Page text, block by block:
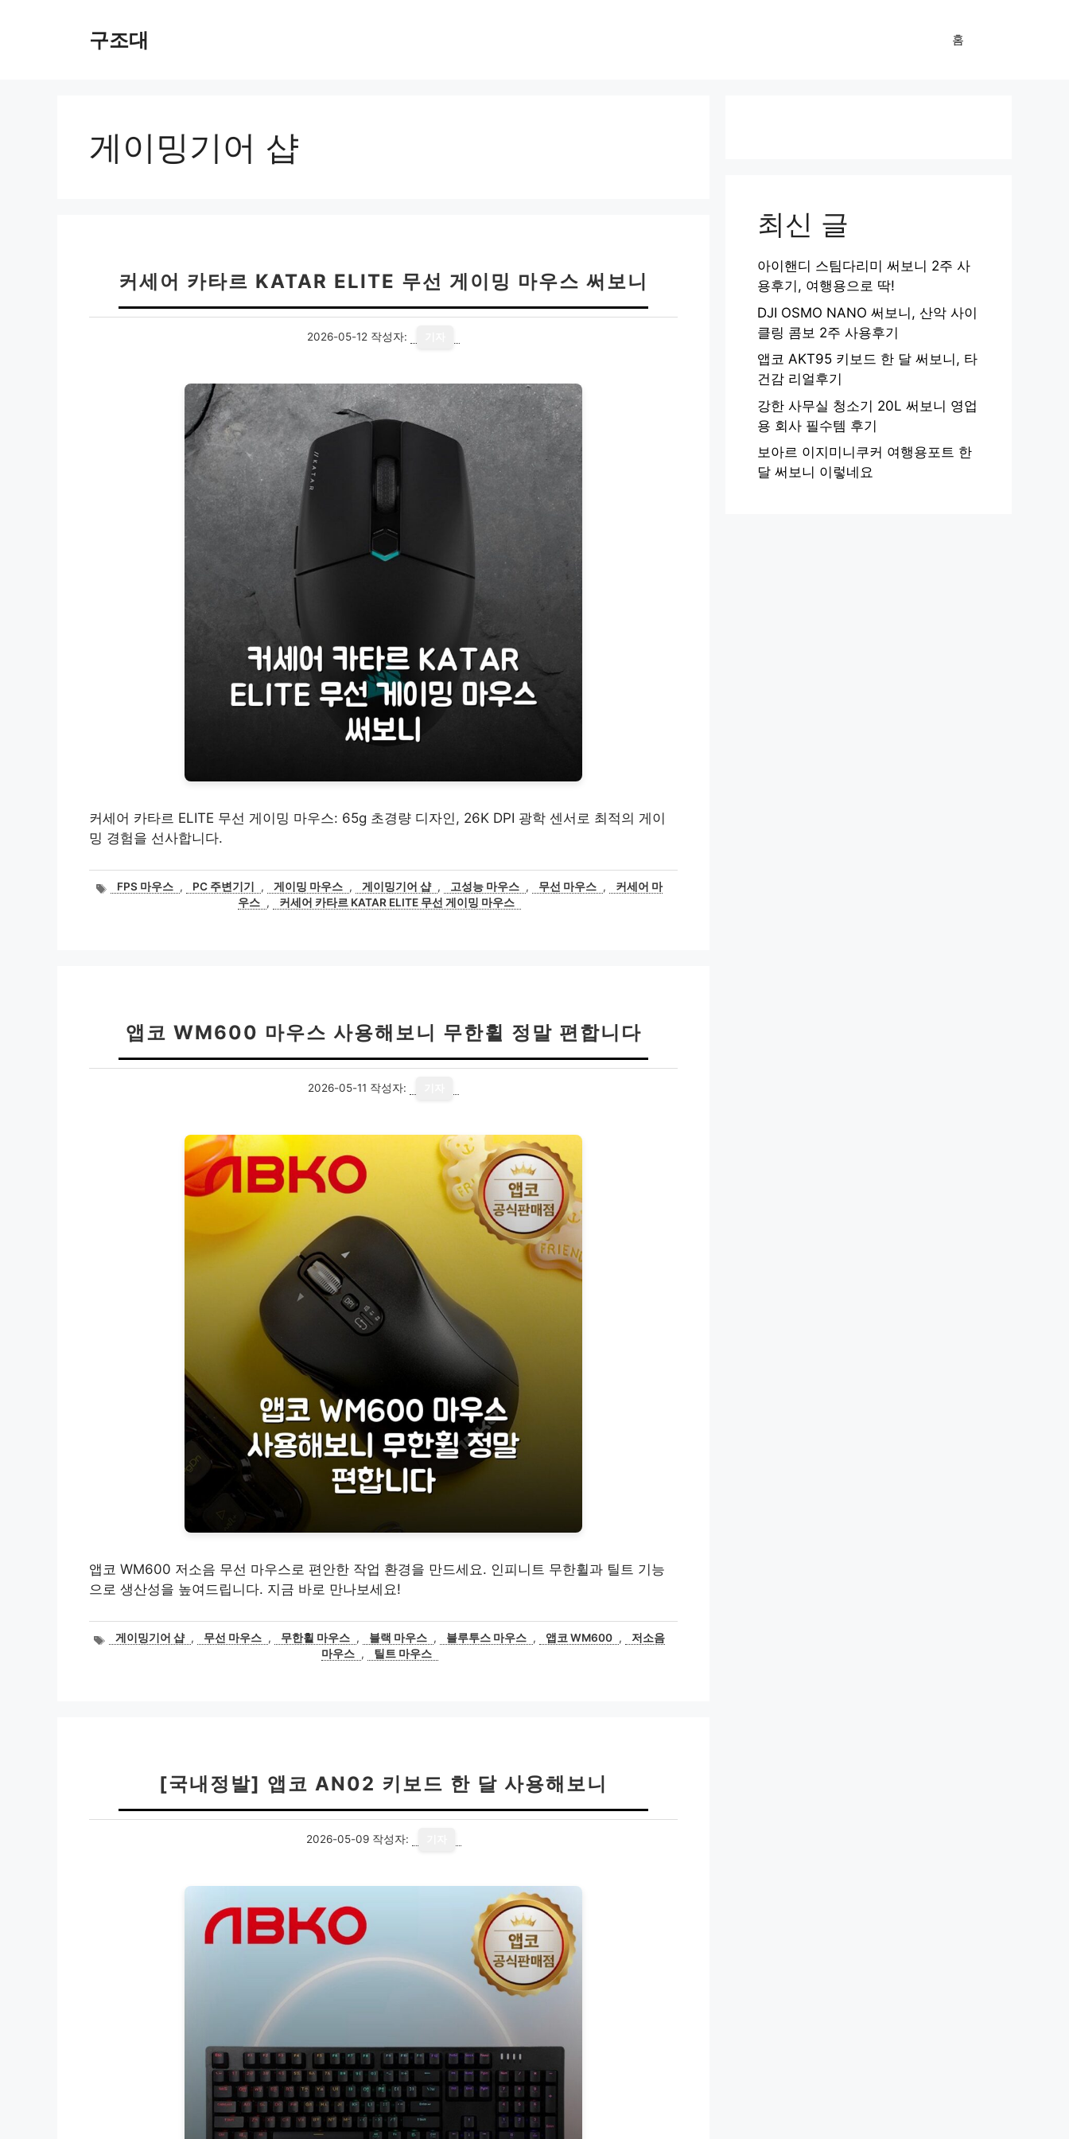
구조대 홈
게이밍기어 샵
커세어 카타르 KATAR ELITE 무선 게이밍 마우스 써보니
2026-05-12 작성자:
커세어 카타르 ELITE 무선 게이밍 마우스: 65g 초경량 디자인, 26K DPI 광학 센서로 최적의 게이
밍 경험을 선사합니다.
태FPS 마우스 , PC 주변기기 , 게이밍 마우스 , 게이밍기어 샵 , 고성능 마우스 , 무선 마우스 ,
커세어 마
우스 , 커세어 카타르 KATAR ELITE 무선 게이밍 마우스
앱코 WM600 마우스 사용해보니 무한휠 정말 편합니다
2026-05-11 작성자:
앱코 WM600 저소음 무선 마우스로 편안한 작업 환경을 만드세요. 인피니트 무한휠과 틸트 기능
으로 생산성을 높여드립니다. 지금 바로 만나보세요!
태게이밍기어 샵 , 무선 마우스 , 무한휠 마우스 , 블랙 마우스 , 블루투스 마우스 , 앱코 WM600 ,
저소음
마우스 , 틸트 마우스
[국내정발] 앱코 AN02 키보드 한 달 사용해보니
2026-05-09 작성자:
최신 글
아이핸디 스팀다리미 써보니 2주 사
용후기, 여행용으로 딱!
DJI OSMO NANO 써보니, 산악 사이
클링 콤보 2주 사용후기
앱코 AKT95 키보드 한 달 써보니, 타
건감 리얼후기
강한 사무실 청소기 20L 써보니 영업
용 회사 필수템 후기
보아르 이지미니쿠커 여행용포트 한
달 써보니 이렇네요